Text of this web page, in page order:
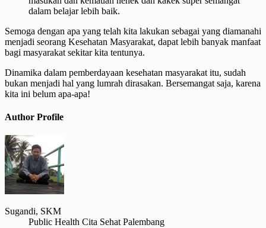
dalam belajar lebih baik.
Semoga dengan apa yang telah kita lakukan sebagai yang diamanahi
menjadi seorang Kesehatan Masyarakat, dapat lebih banyak manfaat
bagi masyarakat sekitar kita tentunya.
Dinamika dalam pemberdayaan kesehatan masyarakat itu, sudah
bukan menjadi hal yang lumrah dirasakan. Bersemangat saja, karena
kita ini belum apa-apa!
Author Profile
Sugandi, SKM
Public Health Cita Sehat Palembang